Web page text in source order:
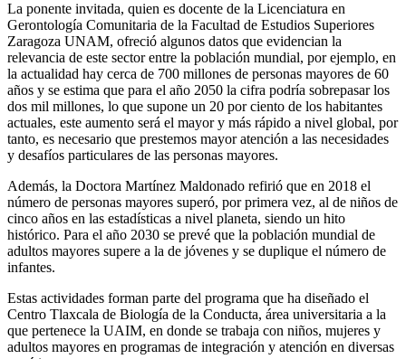
La ponente invitada, quien es docente de la Licenciatura en
Gerontología Comunitaria de la Facultad de Estudios Superiores
Zaragoza UNAM, ofreció algunos datos que evidencian la
relevancia de este sector entre la población mundial, por ejemplo, en
la actualidad hay cerca de 700 millones de personas mayores de 60
años y se estima que para el año 2050 la cifra podría sobrepasar los
dos mil millones, lo que supone un 20 por ciento de los habitantes
actuales, este aumento será el mayor y más rápido a nivel global, por
tanto, es necesario que prestemos mayor atención a las necesidades
y desafíos particulares de las personas mayores.
Además, la Doctora Martínez Maldonado refirió que en 2018 el
número de personas mayores superó, por primera vez, al de niños de
cinco años en las estadísticas a nivel planeta, siendo un hito
histórico. Para el año 2030 se prevé que la población mundial de
adultos mayores supere a la de jóvenes y se duplique el número de
infantes.
Estas actividades forman parte del programa que ha diseñado el
Centro Tlaxcala de Biología de la Conducta, área universitaria a la
que pertenece la UAIM, en donde se trabaja con niños, mujeres y
adultos mayores en programas de integración y atención en diversas